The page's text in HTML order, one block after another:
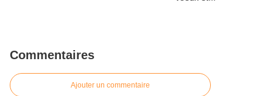
Commentaires
Ajouter un commentaire